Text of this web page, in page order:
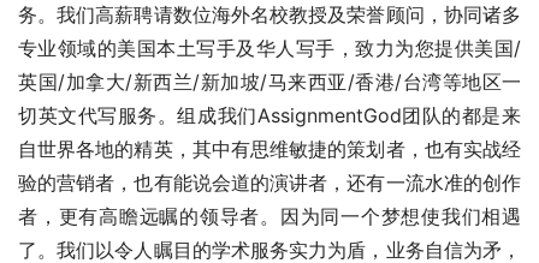
务。我们高薪聘请数位海外名校教授及荣誉顾问，协同诸多
专业领域的美国本土写手及华人写手，致力为您提供美国/
英国/加拿大/新西兰/新加坡/马来西亚/香港/台湾等地区一
切英文代写服务。组成我们AssignmentGod团队的都是来
自世界各地的精英，其中有思维敏捷的策划者，也有实战经
验的营销者，也有能说会道的演讲者，还有一流水准的创作
者，更有高瞻远瞩的领导者。因为同一个梦想使我们相遇
了。我们以令人瞩目的学术服务实力为盾，业务自信为矛，